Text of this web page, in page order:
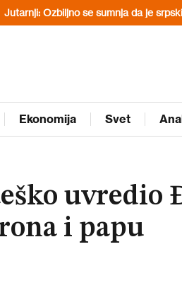
se sumnja da je srpski haker
Ekonomija Svet
uvredio
i papu